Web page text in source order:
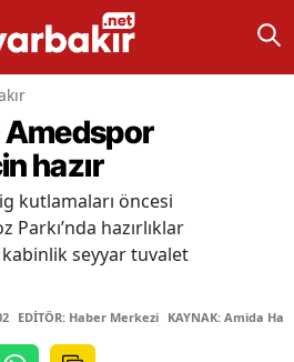
Amedspor
hazır
kutlamaları öncesi
Parkı’nda hazırlıklar
seyyar tuvalet
EDİTÖR: Haber Merkezi KAYNAK: Amida